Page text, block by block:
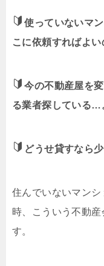
使っていないマ
こに依頼すればよい
今の不動産屋を
る業者探している…
どうせ貸すなら
住んでいないマン
時、こういう不動
す。